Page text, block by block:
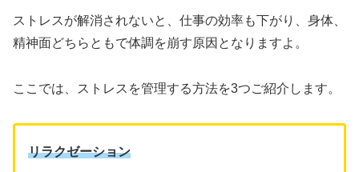
ストレスが解消されないと、仕事の効率も下がり、身体、
精神面どちらともで体調を崩す原因となりますよ。
ここでは、ストレスを管理する方法を3つご紹介します。
リラクゼーション